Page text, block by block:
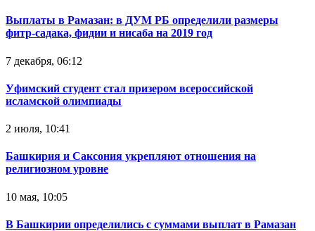
Выплаты в Рамазан: в ДУМ РБ определили размеры
фитр-садака, фидии и нисаба на 2019 год
7 декабря, 06:12
Уфимский студент стал призером всероссийской
исламской олимпиады
2 июля, 10:41
Башкирия и Саксония укрепляют отношения на
религиозном уровне
10 мая, 10:05
В Башкирии определились с суммами выплат в Рамазан